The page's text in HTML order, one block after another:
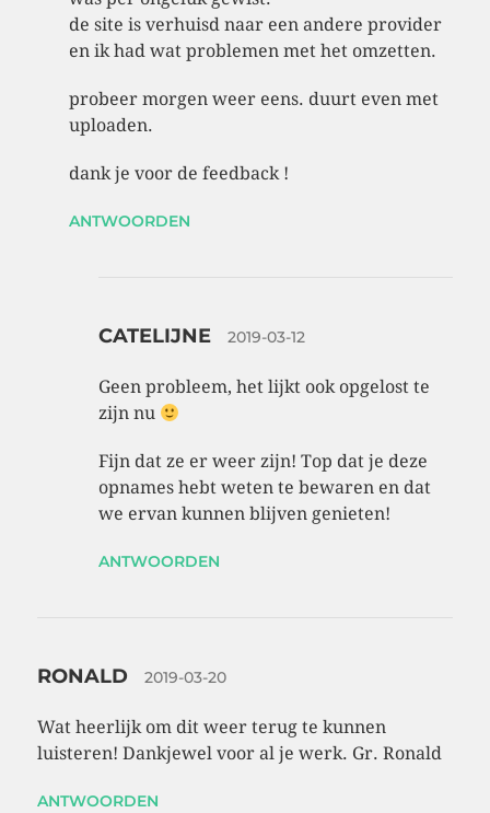
de site is verhuisd naar een andere provider
en ik had wat problemen met het omzetten.
probeer morgen weer eens. duurt even met
uploaden.
dank je voor de feedback !
ANTWOORDEN
CATELIJNE 2019-03-12
Geen probleem, het lijkt ook opgelost te
zijn nu
Fijn dat ze er weer zijn! Top dat je deze
opnames hebt weten te bewaren en dat
we ervan kunnen blijven genieten!
ANTWOORDEN
RONALD 2019-03-20
Wat heerlijk om dit weer terug te kunnen
luisteren! Dankjewel voor al je werk. Gr. Ronald
ANTWOORDEN